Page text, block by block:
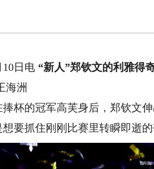
日电 “新人”郑钦文的利雅得
洲
的冠军高芙身后，郑钦文伸
要抓住刚刚比赛里转瞬即逝的